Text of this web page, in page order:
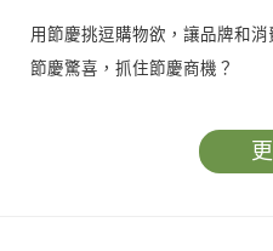
用節慶挑逗購物欲，讓品牌和
節慶驚喜，抓住節慶商機？